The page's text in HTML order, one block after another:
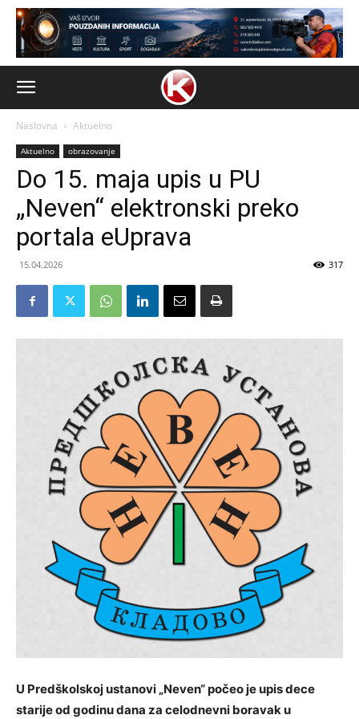
Naslovna Aktuelno
Aktuelno obrazovanje
Do 15. maja upis u PU
„Neven“ elektronski preko
portala eUprava
15.04.2026 317
U Predškolskoj ustanovi „Neven“ počeo je upis dece
starije od godinu dana za celodnevni boravak u